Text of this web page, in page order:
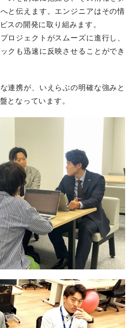
と伝えます。エンジニアはその情
スの開発に取り組みます。
ロジェクトがスムーズに進行し、
クも迅速に反映させることができ
連携が、いえらぶの明確な強みと
となっています。